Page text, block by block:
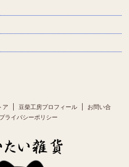
ア 豆柴工房プロフィール
お問い合
プライバシーポリシー